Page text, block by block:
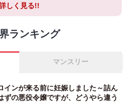
しく見る!!
ランキング
マンスリー
インが来る前に妊娠しました～詰ん
ずの悪役令嬢ですが、どうやら違う